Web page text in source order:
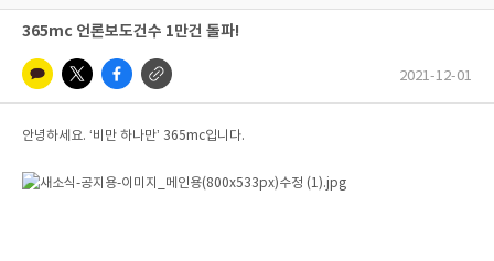
365mc 언론보도건수 1만건 돌파!
2021-12-01
안녕하세요. ‘비만 하나만’ 365mc입니다.